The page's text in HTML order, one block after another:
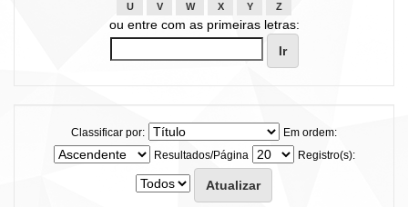
U
V W X Y Z
ou entre com as primeiras letras:
Classificar por:
Em ordem:
Resultados/Página
Registro(s):